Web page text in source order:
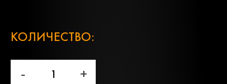
КОЛИЧЕСТВО:
- +